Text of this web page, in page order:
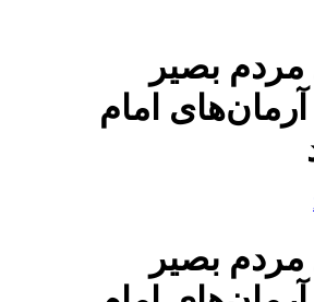
مردم بصیر
امام
مردم بصیر